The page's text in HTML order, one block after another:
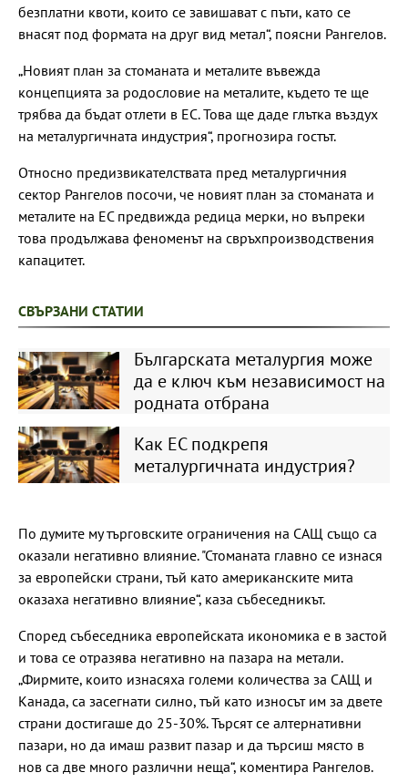
безплатни квоти, които се завишават с пъти, като се
внасят под формата на друг вид метал“, поясни Рангелов.
„Новият план за стоманата и металите въвежда
концепцията за родословие на металите, където те ще
трябва да бъдат отлети в ЕС. Това ще даде глътка въздух
на металургичната индустрия“, прогнозира гостът.
Относно предизвикателствата пред металургичния
сектор Рангелов посочи, че новият план за стоманата и
металите на ЕС предвижда редица мерки, но въпреки
това продължава феноменът на свръхпроизводствения
капацитет.
СВЪРЗАНИ СТАТИИ
Българската металургия може
да е ключ към независимост на
родната отбрана
Как ЕС подкрепя
металургичната индустрия?
По думите му търговските ограничения на САЩ също са
оказали негативно влияние. "Стоманата главно се изнася
за европейски страни, тъй като американските мита
оказаха негативно влияние“, каза събеседникът.
Според събеседника европейската икономика е в застой
и това се отразява негативно на пазара на метали.
„Фирмите, които изнасяха големи количества за САЩ и
Канада, са засегнати силно, тъй като износът им за двете
страни достигаше до 25-30%. Търсят се алтернативни
пазари, но да имаш развит пазар и да търсиш място в
нов са две много различни неща“, коментира Рангелов.